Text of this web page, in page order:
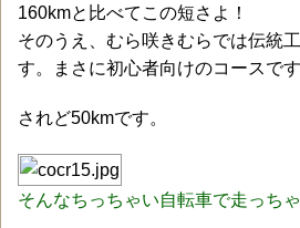
160kmと比べてこの短さよ！
そのうえ、むら咲きむらでは伝統
す。まさに初心者向けのコースです
されど50kmです。
そんなちっちゃい自転車で走っち